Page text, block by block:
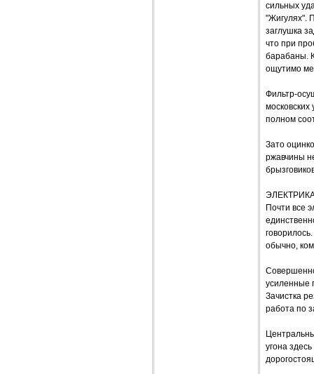
сильных
"Жигулях".
заглушка
что при
барабаны.
ощутимо
Фильтр-
полном
Зато
ржавчины
Почти все
обычно,
усиленные
Зачистка
работа по
угона